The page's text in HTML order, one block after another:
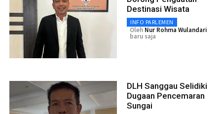
Destinasi Wisata
INFO PARLEMEN
Oleh Nur Rohma Wulandari
baru saja
DLH Sanggau Selidiki
Dugaan Pencemaran
Sungai